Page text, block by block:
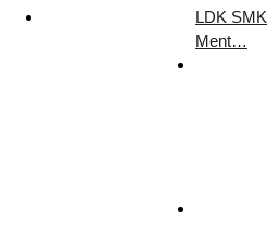
LDK
Ment…